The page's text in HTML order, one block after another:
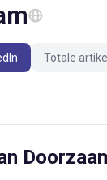
Totale